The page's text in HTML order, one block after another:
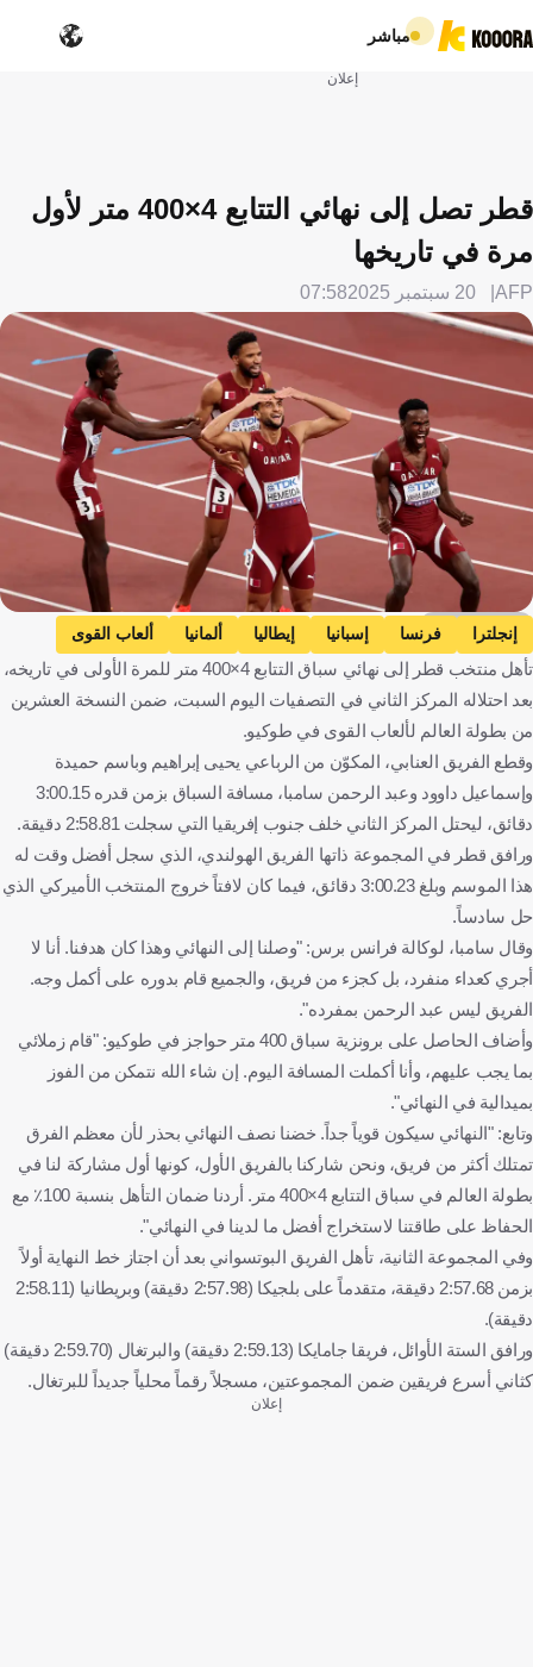
مباشر
إعلان
قطر تصل إلى نهائي التتابع 4×400 متر لأول
مرة في تاريخها
AFP 20 سبتمبر 2025 07:58
Getty Images
إنجلترا فرنسا إسبانيا إيطاليا ألمانيا ألعاب القوى
تأهل منتخب قطر إلى نهائي سباق التتابع 4×400 متر للمرة الأولى في تاريخه،
بعد احتلاله المركز الثاني في التصفيات اليوم السبت، ضمن النسخة العشرين
من بطولة العالم لألعاب القوى في طوكيو.
وقطع الفريق العنابي، المكوّن من الرباعي يحيى إبراهيم وباسم حميدة
وإسماعيل داوود وعبد الرحمن سامبا، مسافة السباق بزمن قدره 3:00.15
دقائق، ليحتل المركز الثاني خلف جنوب إفريقيا التي سجلت 2:58.81 دقيقة.
ورافق قطر في المجموعة ذاتها الفريق الهولندي، الذي سجل أفضل وقت له
هذا الموسم وبلغ 3:00.23 دقائق، فيما كان لافتاً خروج المنتخب الأميركي الذي
حل سادساً.
وقال سامبا، لوكالة فرانس برس: "وصلنا إلى النهائي وهذا كان هدفنا. أنا لا
أجري كعداء منفرد، بل كجزء من فريق، والجميع قام بدوره على أكمل وجه.
الفريق ليس عبد الرحمن بمفرده".
وأضاف الحاصل على برونزية سباق 400 متر حواجز في طوكيو: "قام زملائي
بما يجب عليهم، وأنا أكملت المسافة اليوم. إن شاء الله نتمكن من الفوز
بميدالية في النهائي".
وتابع: "النهائي سيكون قوياً جداً. خضنا نصف النهائي بحذر لأن معظم الفرق
تمتلك أكثر من فريق، ونحن شاركنا بالفريق الأول، كونها أول مشاركة لنا في
بطولة العالم في سباق التتابع 4×400 متر. أردنا ضمان التأهل بنسبة 100٪ مع
الحفاظ على طاقتنا لاستخراج أفضل ما لدينا في النهائي".
وفي المجموعة الثانية، تأهل الفريق البوتسواني بعد أن اجتاز خط النهاية أولاً
بزمن 2:57.68 دقيقة، متقدماً على بلجيكا (2:57.98 دقيقة) وبريطانيا (2:58.11
دقيقة).
ورافق الستة الأوائل، فريقا جامايكا (2:59.13 دقيقة) والبرتغال (2:59.70 دقيقة)
كثاني أسرع فريقين ضمن المجموعتين، مسجلاً رقماً محلياً جديداً للبرتغال.
إعلان